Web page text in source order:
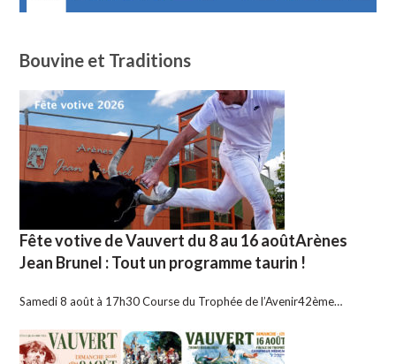
Bouvine et Traditions
Fête votive de Vauvert du 8 au 16 aoûtArènes
Jean Brunel : Tout un programme taurin !
Samedi 8 août à 17h30 Course du Trophée de l’Avenir42ème…